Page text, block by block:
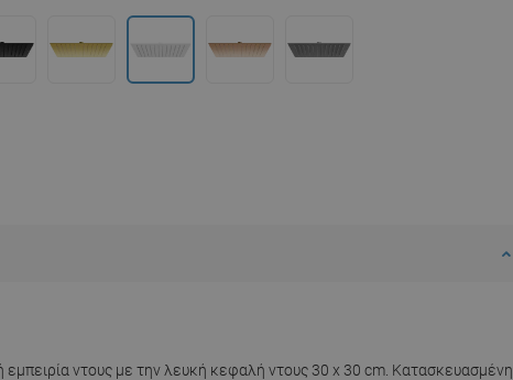
εμπειρία ντους με την λευκή κεφαλή ντους 30 x 30 cm. Κατασκευασμένη